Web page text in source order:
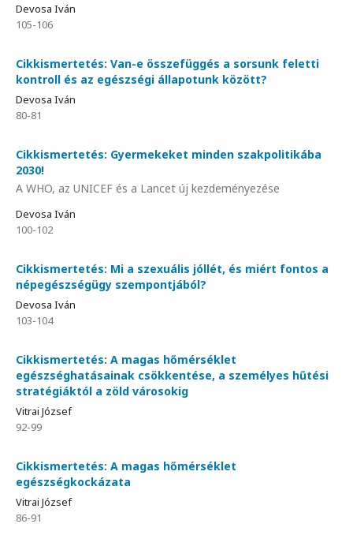
Devosa Iván
105-106
Cikkismertetés: Van-e összefüggés a sorsunk feletti
kontroll és az egészségi állapotunk között?
Devosa Iván
80-81
Cikkismertetés: Gyermekeket minden szakpolitikába
2030!
A WHO, az UNICEF és a Lancet új kezdeményezése
Devosa Iván
100-102
Cikkismertetés: Mi a szexuális jóllét, és miért fontos a
népegészségügy szempontjából?
Devosa Iván
103-104
Cikkismertetés: A magas hőmérséklet
egészséghatásainak csökkentése, a személyes hűtési
stratégiáktól a zöld városokig
Vitrai József
92-99
Cikkismertetés: A magas hőmérséklet
egészségkockázata
Vitrai József
86-91